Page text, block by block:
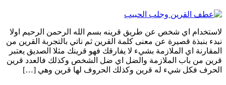
لاستخدام اي شخص عن طريق قرينه بسم الله الرحمن الرحيم اولا
نبدء بنبذة قصيرة عن معنى كلمة القرين ثم ناتي بالتجربة القرين من
المقارنة اي الملازمة بشيء لا يفارقك فهو قرينك مثلا الصديق يعتبر
قرين من باب الملازمة والضل اي ضل الشخص وكذلك فالعدد قرين
الحرف فكل شيء له قرين وكذلك الحروف لها قرين وهي […]